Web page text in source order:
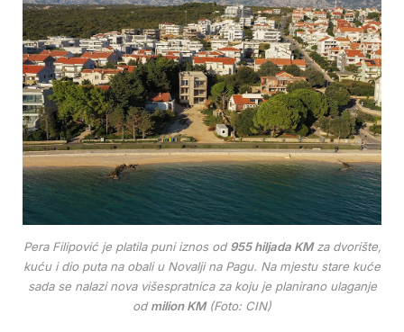
Pera Filipović je platila puni iznos od955 hiljada KMza dvorište,
kuću i dio puta na obali u Novalji na Pagu. Na mjestu stare kuće
sada se nalazi nova višespratnica za koju je planirano ulaganje
odmilion KM(Foto: CIN)